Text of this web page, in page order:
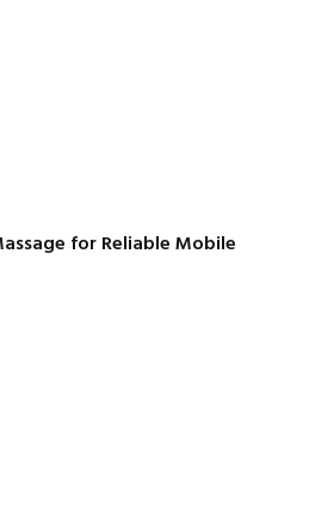
for Reliable Mobile